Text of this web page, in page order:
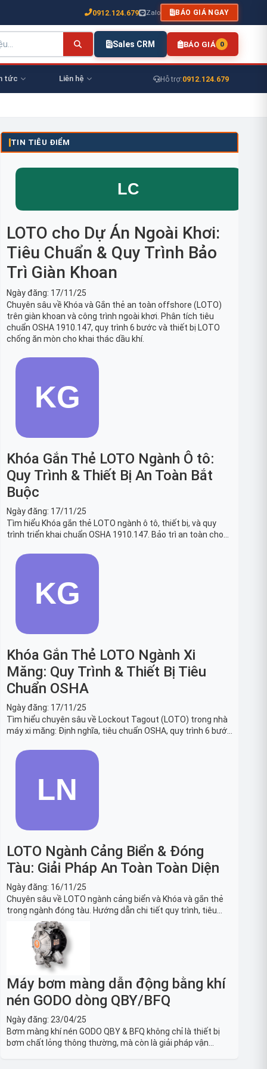
0912.124.679 Zalo BÁO GIÁ NGAY
Sales CRM BÁO GIÁ 0
tức Liên hệ Hỗ trợ:0912.124.679
TIN TIÊU ĐIỂM
LOTO cho Dự Án Ngoài Khơi:
Tiêu Chuẩn & Quy Trình Bảo
Trì Giàn Khoan
Ngày đăng: 17/11/25
Chuyên sâu về Khóa và Gắn thẻ an toàn offshore (LOTO)
trên giàn khoan và công trình ngoài khơi. Phân tích tiêu
chuẩn OSHA 1910.147, quy trình 6 bước và thiết bị LOTO
chống ăn mòn cho khai thác dầu khí.
Khóa Gắn Thẻ LOTO Ngành Ô tô:
Quy Trình & Thiết Bị An Toàn Bắt
Buộc
Ngày đăng: 17/11/25
Tìm hiểu Khóa gắn thẻ LOTO ngành ô tô, thiết bị, và quy
trình triển khai chuẩn OSHA 1910.147. Bảo trì an toàn cho
Khóa Gắn Thẻ LOTO Ngành Xi
Măng: Quy Trình & Thiết Bị Tiêu
Chuẩn OSHA
Ngày đăng: 17/11/25
Tìm hiểu chuyên sâu về Lockout Tagout (LOTO) trong nhà
máy xi măng: Định nghĩa, tiêu chuẩn OSHA, quy trình 6 bước
nung, máy nghiền an toàn.
LOTO Ngành Cảng Biển & Đóng
Tàu: Giải Pháp An Toàn Toàn Diện
Ngày đăng: 16/11/25
Chuyên sâu về LOTO ngành cảng biển và Khóa và gắn thẻ
trong ngành đóng tàu. Hướng dẫn chi tiết quy trình, tiêu
chuẩn OSHA, thiết bị và Giải pháp LOTO trong công nghiệp
đóng tàu toàn diện.
Máy bơm màng dẫn động bằng khí
nén GODO dòng QBY/BFQ
Ngày đăng: 23/04/25
Bơm màng khí nén GODO QBY & BFQ không chỉ là thiết bị
bơm chất lỏng thông thường, mà còn là giải pháp vận